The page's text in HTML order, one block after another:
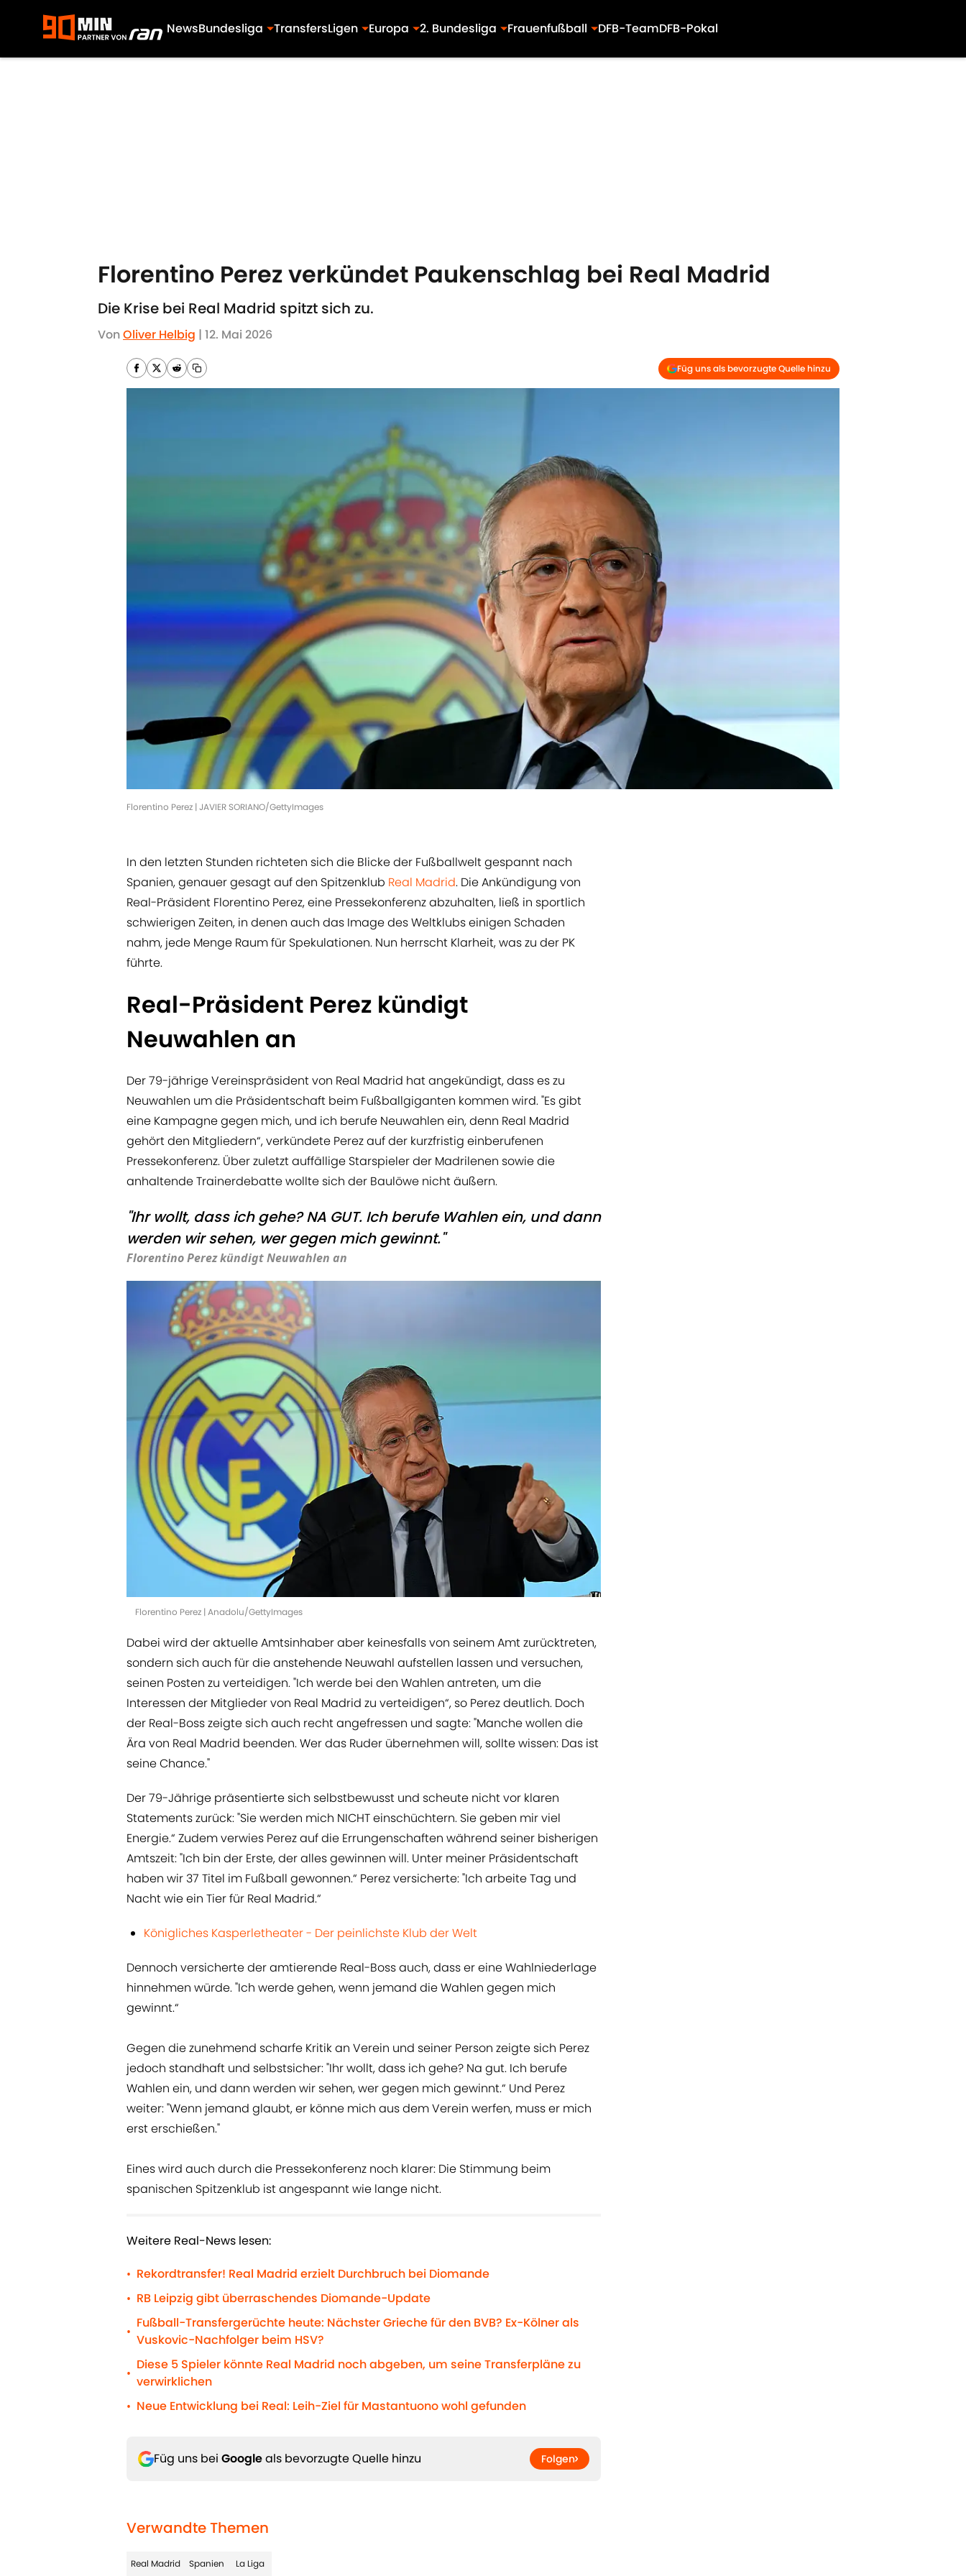
NewsBundesliga TransfersLigen Europa 2. Bundesliga Frauenfußball DFB-TeamDFB-Pokal
Florentino Perez verkündet Paukenschlag bei Real Madrid
Die Krise bei Real Madrid spitzt sich zu.
VonOliver Helbig | 12. Mai 2026
Füg uns als bevorzugte Quelle hinzu
Florentino Perez | JAVIER SORIANO/GettyImages
In den letzten Stunden richteten sich die Blicke der Fußballwelt gespannt nach
Spanien, genauer gesagt auf den Spitzenklub Real Madrid. Die Ankündigung von
Real-Präsident Florentino Perez, eine Pressekonferenz abzuhalten, ließ in sportlich
schwierigen Zeiten, in denen auch das Image des Weltklubs einigen Schaden
nahm, jede Menge Raum für Spekulationen. Nun herrscht Klarheit, was zu der PK
führte.
Real-Präsident Perez kündigt
Neuwahlen an
Der 79-jährige Vereinspräsident von Real Madrid hat angekündigt, dass es zu
Neuwahlen um die Präsidentschaft beim Fußballgiganten kommen wird. "Es gibt
eine Kampagne gegen mich, und ich berufe Neuwahlen ein, denn Real Madrid
gehört den Mitgliedern“, verkündete Perez auf der kurzfristig einberufenen
Pressekonferenz. Über zuletzt auffällige Starspieler der Madrilenen sowie die
anhaltende Trainerdebatte wollte sich der Baulöwe nicht äußern.
"Ihr wollt, dass ich gehe? NA GUT. Ich berufe Wahlen ein, und dann
werden wir sehen, wer gegen mich gewinnt."
Florentino Perez kündigt Neuwahlen an
Florentino Perez | Anadolu/GettyImages
Dabei wird der aktuelle Amtsinhaber aber keinesfalls von seinem Amt zurücktreten,
sondern sich auch für die anstehende Neuwahl aufstellen lassen und versuchen,
seinen Posten zu verteidigen. "Ich werde bei den Wahlen antreten, um die
Interessen der Mitglieder von Real Madrid zu verteidigen“, so Perez deutlich. Doch
der Real-Boss zeigte sich auch recht angefressen und sagte: "Manche wollen die
Ära von Real Madrid beenden. Wer das Ruder übernehmen will, sollte wissen: Das ist
seine Chance."
Der 79-Jährige präsentierte sich selbstbewusst und scheute nicht vor klaren
Statements zurück: "Sie werden mich NICHT einschüchtern. Sie geben mir viel
Energie.“ Zudem verwies Perez auf die Errungenschaften während seiner bisherigen
Amtszeit: "Ich bin der Erste, der alles gewinnen will. Unter meiner Präsidentschaft
haben wir 37 Titel im Fußball gewonnen.“ Perez versicherte: "Ich arbeite Tag und
Nacht wie ein Tier für Real Madrid.“
Königliches Kasperletheater - Der peinlichste Klub der Welt
Dennoch versicherte der amtierende Real-Boss auch, dass er eine Wahlniederlage
hinnehmen würde. "Ich werde gehen, wenn jemand die Wahlen gegen mich
gewinnt.“
Gegen die zunehmend scharfe Kritik an Verein und seiner Person zeigte sich Perez
jedoch standhaft und selbstsicher: "Ihr wollt, dass ich gehe? Na gut. Ich berufe
Wahlen ein, und dann werden wir sehen, wer gegen mich gewinnt.“ Und Perez
weiter: "Wenn jemand glaubt, er könne mich aus dem Verein werfen, muss er mich
erst erschießen."
Eines wird auch durch die Pressekonferenz noch klarer: Die Stimmung beim
spanischen Spitzenklub ist angespannt wie lange nicht.
Weitere Real-News lesen:
• Rekordtransfer! Real Madrid erzielt Durchbruch bei Diomande
• RB Leipzig gibt überraschendes Diomande-Update
•
Fußball-Transfergerüchte heute: Nächster Grieche für den BVB? Ex-Kölner als
Vuskovic-Nachfolger beim HSV?
•
Diese 5 Spieler könnte Real Madrid noch abgeben, um seine Transferpläne zu
verwirklichen
• Neue Entwicklung bei Real: Leih-Ziel für Mastantuono wohl gefunden
Füg uns bei Googleals bevorzugte Quelle hinzu Folgen
Verwandte Themen
Real Madrid Spanien La Liga